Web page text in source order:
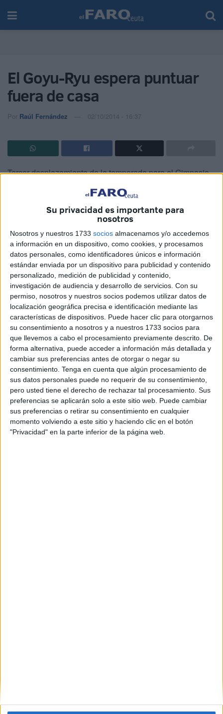
Su privacidad es importante para
nosotros
Nosotros y nuestros 1733 socios almacenamos y/o accedemos
a información en un dispositivo, como cookies, y procesamos
datos personales, como identificadores únicos e información
estándar enviada por un dispositivo para publicidad y contenido
personalizado, medición de publicidad y contenido,
investigación de audiencia y desarrollo de servicios. Con su
permiso, nosotros y nuestros socios podemos utilizar datos de
localización geográfica precisa e identificación mediante las
características de dispositivos. Puede hacer clic para otorgarnos
su consentimiento a nosotros y a nuestros 1733 socios para
que llevemos a cabo el procesamiento previamente descrito. De
forma alternativa, puede acceder a información más detallada y
cambiar sus preferencias antes de otorgar o negar su
consentimiento. Tenga en cuenta que algún procesamiento de
sus datos personales puede no requerir de su consentimiento,
pero usted tiene el derecho de rechazar tal procesamiento. Sus
preferencias se aplicarán solo a este sitio web. Puede cambiar
sus preferencias o retirar su consentimiento en cualquier
momento volviendo a este sitio y haciendo clic en el botón
"Privacidad" en la parte inferior de la página web.
El Goyu-Ryu espera puntuar
fuera de casa
Por Raúl Fernández 02/10/2014 - 16:37
Tercer desplazamiento de la temporada para el Gimnasio
El partido será ante el CD 26 de febrero, otro de los
conjuntos que estará peleando al final de temporada por
eludir el descenso.
El conjunto gimnasta quiere mejorar la imagen ofrecida la
semana pasada ante el Betis, donde perdió por 0-6 en el
‘Alfonso Murube’.
En esta ocasión, el técnico apuesta por salir como en el
último desplazamiento frente al Maracena, donde estuvo a
punto de dar la sorpresa.
El CD 26 de febrero es un equipo de la zona baja de la
clasificación, que ha conseguido una victoria y un empate.
En su campo todavía no conoce la victoria y ha perdido
sus dos partidos jugados.
RelatedPosts
Carta de los vecinos de Arcos Quebrados